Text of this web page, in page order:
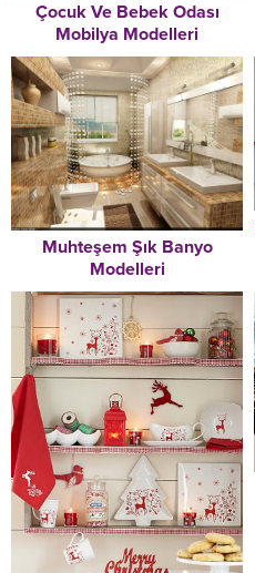
Çocuk Ve Bebek Odası
Mobilya Modelleri
Muhteşem Şık Banyo
Modelleri